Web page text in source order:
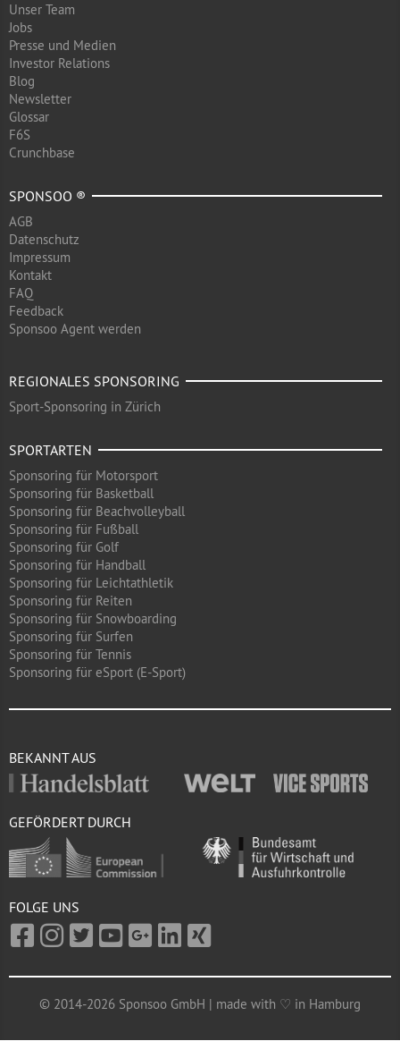
Unser Team
Jobs
Presse und Medien
Investor Relations
Blog
Newsletter
Glossar
F6S
Crunchbase
SPONSOO ®
AGB
Datenschutz
Impressum
Kontakt
FAQ
Feedback
Sponsoo Agent werden
REGIONALES SPONSORING
Sport-Sponsoring in Zürich
SPORTARTEN
Sponsoring für Motorsport
Sponsoring für Basketball
Sponsoring für Beachvolleyball
Sponsoring für Fußball
Sponsoring für Golf
Sponsoring für Handball
Sponsoring für Leichtathletik
Sponsoring für Reiten
Sponsoring für Snowboarding
Sponsoring für Surfen
Sponsoring für Tennis
Sponsoring für eSport (E-Sport)
BEKANNT AUS
GEFÖRDERT DURCH
FOLGE UNS
© 2014-2026 Sponsoo GmbH | made with ♡ in Hamburg